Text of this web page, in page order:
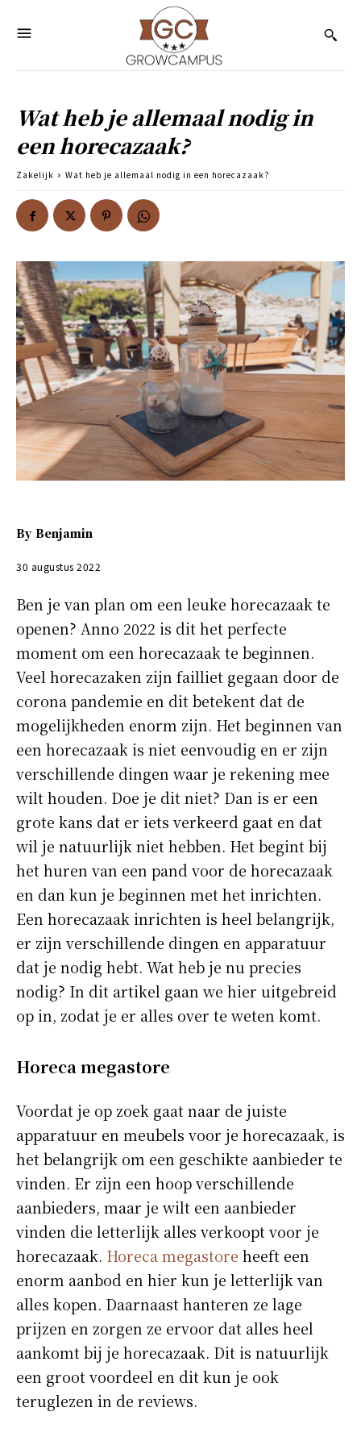
Wat heb je allemaal nodig in
een horecazaak?
Zakelijk Wat heb je allemaal nodig in een horecazaak?
By Benjamin
30 augustus 2022
Ben je van plan om een leuke horecazaak te
openen? Anno 2022 is dit het perfecte
moment om een horecazaak te beginnen.
Veel horecazaken zijn failliet gegaan door de
corona pandemie en dit betekent dat de
mogelijkheden enorm zijn. Het beginnen van
een horecazaak is niet eenvoudig en er zijn
verschillende dingen waar je rekening mee
wilt houden. Doe je dit niet? Dan is er een
grote kans dat er iets verkeerd gaat en dat
wil je natuurlijk niet hebben. Het begint bij
het huren van een pand voor de horecazaak
en dan kun je beginnen met het inrichten.
Een horecazaak inrichten is heel belangrijk,
er zijn verschillende dingen en apparatuur
dat je nodig hebt. Wat heb je nu precies
nodig? In dit artikel gaan we hier uitgebreid
op in, zodat je er alles over te weten komt.
Horeca megastore
Voordat je op zoek gaat naar de juiste
apparatuur en meubels voor je horecazaak, is
het belangrijk om een geschikte aanbieder te
vinden. Er zijn een hoop verschillende
aanbieders, maar je wilt een aanbieder
vinden die letterlijk alles verkoopt voor je
horecazaak. Horeca megastore heeft een
enorm aanbod en hier kun je letterlijk van
alles kopen. Daarnaast hanteren ze lage
prijzen en zorgen ze ervoor dat alles heel
aankomt bij je horecazaak. Dit is natuurlijk
een groot voordeel en dit kun je ook
teruglezen in de reviews.